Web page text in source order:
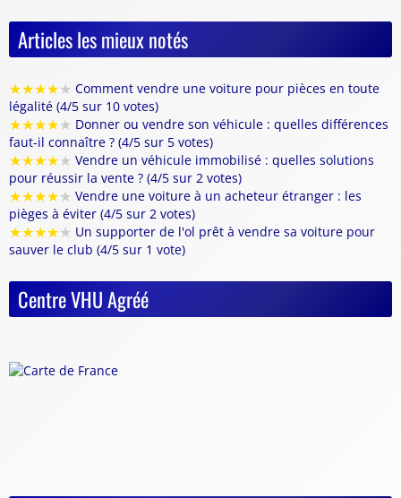
Articles les mieux notés
★★★★★ Comment vendre une voiture pour pièces en toute
légalité (4/5 sur 10 votes)
★★★★★ Donner ou vendre son véhicule : quelles différences
faut-il connaître ? (4/5 sur 5 votes)
★★★★★ Vendre un véhicule immobilisé : quelles solutions
pour réussir la vente ? (4/5 sur 2 votes)
★★★★★ Vendre une voiture à un acheteur étranger : les
pièges à éviter (4/5 sur 2 votes)
★★★★★ Un supporter de l'ol prêt à vendre sa voiture pour
sauver le club (4/5 sur 1 vote)
Centre VHU Agréé